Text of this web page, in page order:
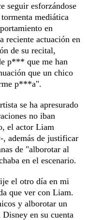
seguir esforzándose
mediática
en
reciente actuación en
de su recital,
p*** que me han
que un chico
p***a".
se ha apresurado
no iban
el actor Liam
, además de justificar
de "alborotar al
en el escenario.
el otro día en mi
que ver con Liam.
y alborotar un
en su cuenta